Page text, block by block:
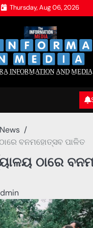
Thursday, Aug 06, 2026
I̲N̲F̲O̲R̲M̲A̲T̲I̲O̲N̲ A̲N̲D̲
ବନମହୋତ୍ସବ ପାଳିତ
ଠାରେ